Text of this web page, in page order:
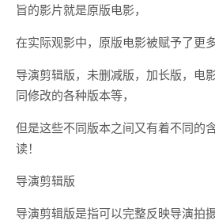
旨的影片就是原版电影，
在实际观影中，原版电影被赋予了更
导演剪辑版，未删减版，加长版，电
同修改的各种版本等，
但是这些不同版本之间又有着不同的
读！
导演剪辑版
导演剪辑版是指可以完整反映导演拍